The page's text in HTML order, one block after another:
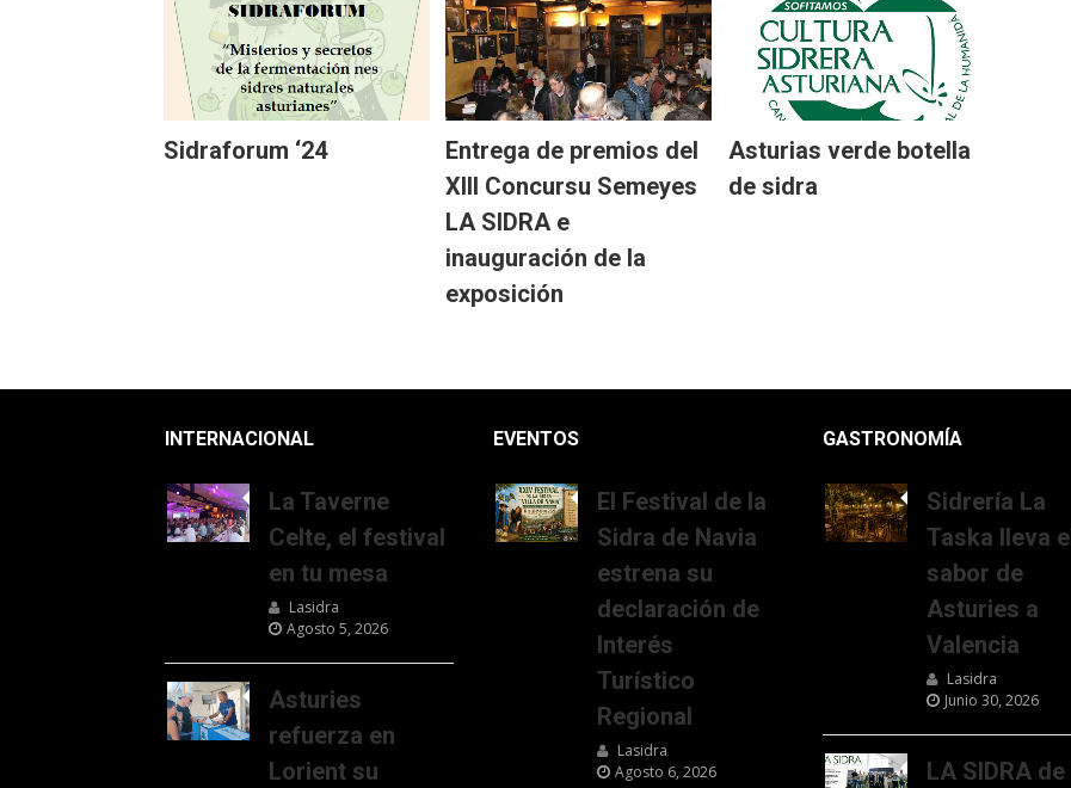
Sidraforum ‘24
Entrega de premios del
XIII Concursu Semeyes
LA SIDRA e
inauguración de la
exposición
Asturias verde botella
de sidra
INTERNACIONAL
La Taverne
Celte, el festival
en tu mesa
Lasidra
Agosto 5, 2026
Asturies
refuerza en
Lorient su
EVENTOS
El Festival de la
Sidra de Navia
estrena su
declaración de
Interés
Turístico
Regional
Lasidra
Agosto 6, 2026
GASTRONOMÍA
Sidrería La
Taska lleva el
sabor de
Asturies a
Valencia
Lasidra
Junio 30, 2026
LA SIDRA de